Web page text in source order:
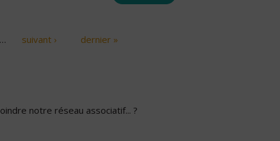
… suivant › dernier »
notre réseau associatif... ?